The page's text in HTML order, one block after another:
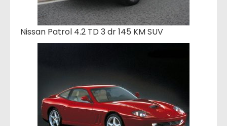
Nissan Patrol 4.2 TD 3 dr 145 KM SUV